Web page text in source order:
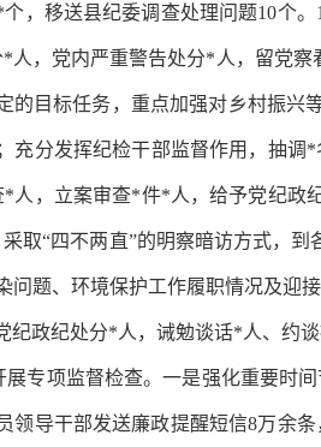
，移送县纪委调查处理问题10个
人，党内严重警告处分*人，留党
的目标任务，重点加强对乡村振
充分发挥纪检干部监督作用，抽
人，立案审查*件*人，给予党纪政
取“四不两直”的明察暗访方式，
问题、环境保护工作履职情况及迎
纪政纪处分*人，诫勉谈话*人、约
展专项监督检查。一是强化重要时
领导干部发送廉政提醒短信8万余